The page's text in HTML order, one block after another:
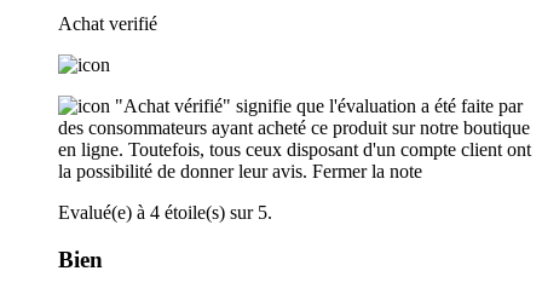
Achat verifié
"Achat vérifié" signifie que l'évaluation a été faite par
des consommateurs ayant acheté ce produit sur notre boutique
en ligne. Toutefois, tous ceux disposant d'un compte client ont
la possibilité de donner leur avis. Fermer la note
Evalué(e) à 4 étoile(s) sur 5.
Bien